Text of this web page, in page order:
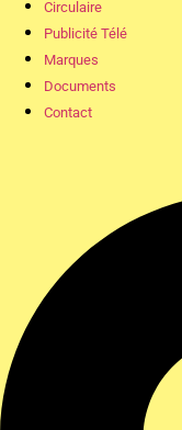
Circulaire
Publicité Télé
Marques
Documents
Contact